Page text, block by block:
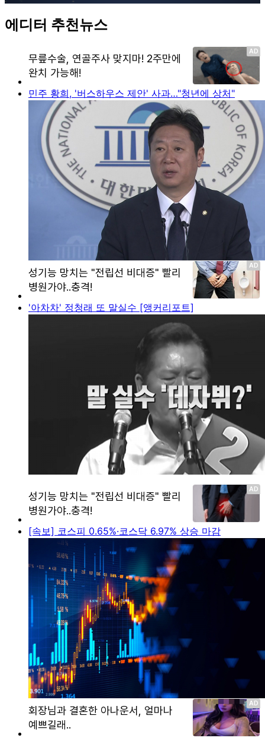
에디터 추천뉴스
민주 황희, '버스하우스 제안' 사과…"청년에 상처"
'아차차' 정청래 또 말실수 [앵커리포트]
[속보] 코스피 0.65%·코스닥 6.97% 상승 마감